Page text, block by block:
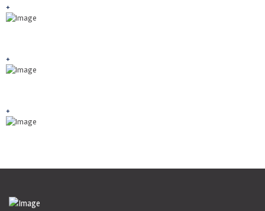
+
+
+